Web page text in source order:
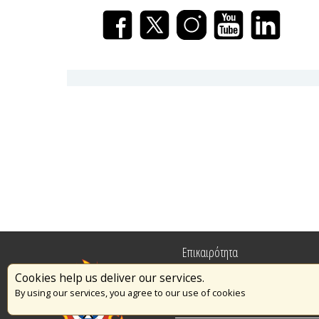
Cookies help us deliver our services.
By using our services, you agree to our use of cookies
Επικαιρότητα
Πυρασφάλεια